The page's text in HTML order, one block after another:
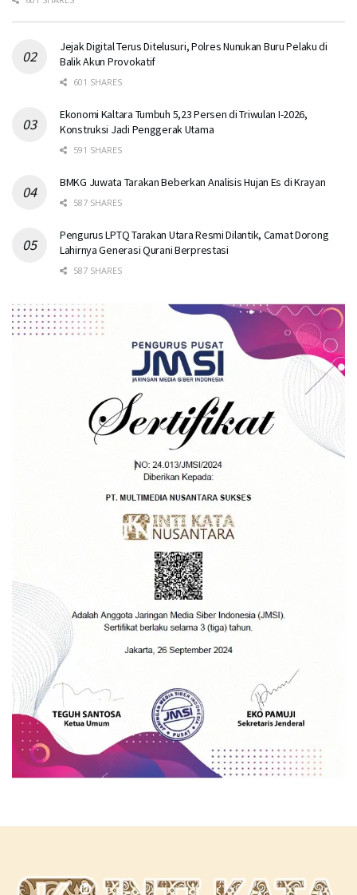
Jejak Digital Terus Ditelusuri, Polres Nunukan Buru Pelaku di
Balik Akun Provokatif
601 SHARES
Ekonomi Kaltara Tumbuh 5,23 Persen di Triwulan I-2026,
Konstruksi Jadi Penggerak Utama
591 SHARES
BMKG Juwata Tarakan Beberkan Analisis Hujan Es di Krayan
587 SHARES
Pengurus LPTQ Tarakan Utara Resmi Dilantik, Camat Dorong
Lahirnya Generasi Qurani Berprestasi
587 SHARES